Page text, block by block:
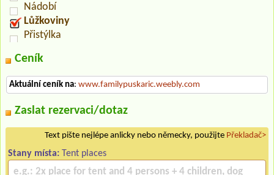
Nádobí
Lůžkoviny
Přistýlka
Ceník
Aktuální ceník na: www.familypuskaric.weebly.com
Zaslat rezervaci/dotaz
Text pište nejlépe anlicky nebo německy, použijte Překladač>
Stany místa: Tent places